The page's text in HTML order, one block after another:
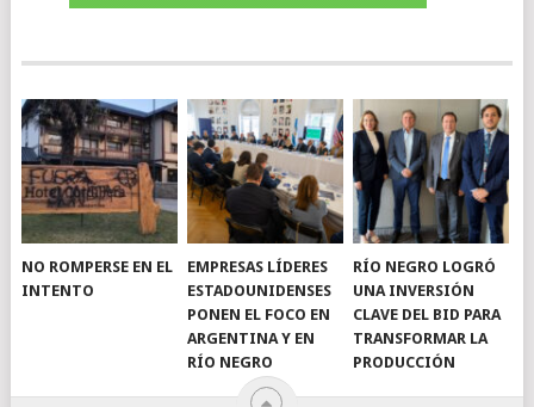
NO ROMPERSE EN EL
INTENTO
EMPRESAS LÍDERES
ESTADOUNIDENSES
PONEN EL FOCO EN
ARGENTINA Y EN
RÍO NEGRO
RÍO NEGRO LOGRÓ
UNA INVERSIÓN
CLAVE DEL BID PARA
TRANSFORMAR LA
PRODUCCIÓN